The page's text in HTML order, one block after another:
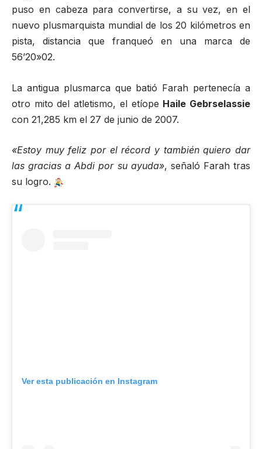
puso en cabeza para convertirse, a su vez, en el
nuevo plusmarquista mundial de los 20 kilómetros en
pista, distancia que franqueó en una marca de
56’20»02.
La antigua plusmarca que batió Farah pertenecía a
otro mito del atletismo, el etíope Haile Gebrselassie
con 21,285 km el 27 de junio de 2007.
«Estoy muy feliz por el récord y también quiero dar
las gracias a Abdi por su ayuda», señaló Farah tras
su logro.
Ver esta publicación en Instagram